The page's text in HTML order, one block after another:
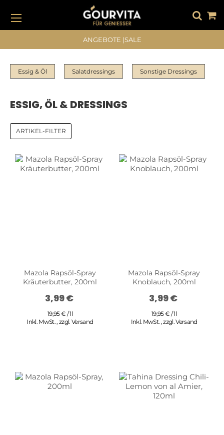
DIREKT
ZUM
INHALT
#DRÜCKEN SIE DIE EINGABETASTE, UM ZU SUCHEN
ANGEBOTE |SALE
Essig & Öl Salatdressings Sonstige Dressings
ESSIG, ÖL & DRESSINGS
Mazola Rapsöl-Spray
Kräuterbutter, 200ml
3,99 €
19,95 € / 1l
Inkl. MwSt.,zzgl.Versand
Mazola Rapsöl-Spray
Knoblauch, 200ml
3,99 €
19,95 € / 1l
Inkl. MwSt. ,zzgl.Versand
ARTIKEL-FILTER